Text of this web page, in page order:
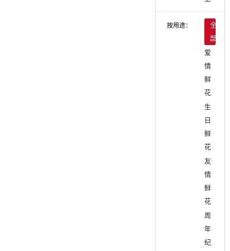
按用途：
全
部
爱
情
鲜
花
生
日
鲜
花
友
情
鲜
花
周
年
纪